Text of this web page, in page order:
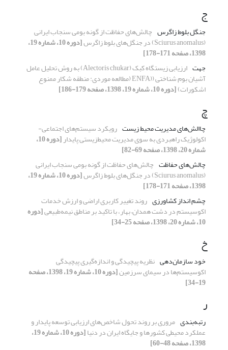
ج
جنگل بلوط زاگرس چالش‌‌های حفاظت از گونه بومی سنجاب ایرانی
(Sciurus anomalus) در جنگل‌‌های بلوط زاگرس [دوره 10، شماره 19،
1398، صفحه 171-178]
جهت
ارزیابی زیستگاه کبک (Alectoris chukar) به روش تحلیل عامل
آشیان بوم شناختی ((ENFA (مطالعه موردی: منطقه شکار ممنوع
اشکورات)[دوره 10، شماره 19، 1398، صفحه 179-186]
چ
چاالش‌های مدیریت محیط‌ زیست رویکرد سیستم‌های اجتماعی-
اکولوژیک راهبردی به سوی مدیریت محیط‌‌زیستی پایدار [دوره 10،
شماره 20، 1398، صفحه 69-82]
چالش‌‌های حفاظت چالش‌‌های حفاظت از گونه بومی سنجاب ایرانی
(Sciurus anomalus) در جنگل‌‌های بلوط زاگرس [دوره 10، شماره 19،
1398، صفحه 171-178]
چشم انداز کشاورزی روند تغییر کاربری اراضی و ارزش خدمات
اکوسیستم در دشت همدان– بهار، با تاکید بر مناطق نیمه‌طبیعی[دوره
10، شماره 20، 1398، صفحه 25-34]
خ
خود سازمان‌‌دهی نظریه پیچیدگی و اندازه‌‌گیری پیچیدگی
اکوسیستم‌‌ها در سیمای سرزمین [دوره 10، شماره 19، 1398، صفحه
19-34]
ر
رتبه‌‌بندی مروری بر روند تحول شاخص‌های ارزیابی توسعه پایدار و
عملکرد محیطی کشورها و جایگاه ایران در دنیا [دوره 10، شماره 19،
1398، صفحه 48-60]